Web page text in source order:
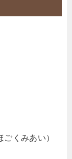
くみあい）